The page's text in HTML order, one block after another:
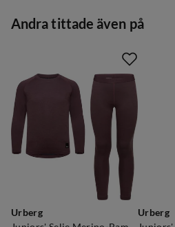
Andra tittade även på
Urberg
Urberg